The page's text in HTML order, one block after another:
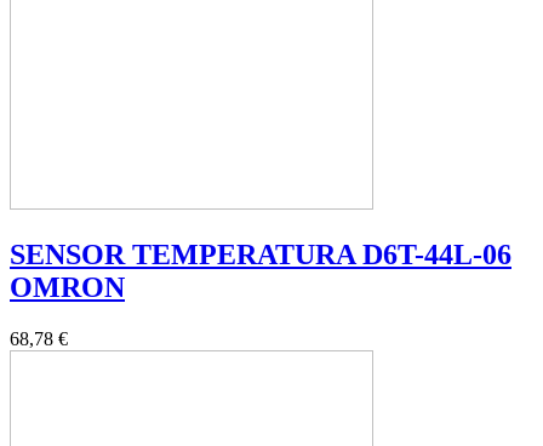
SENSOR TEMPERATURA D6T-44L-06
OMRON
68,78 €